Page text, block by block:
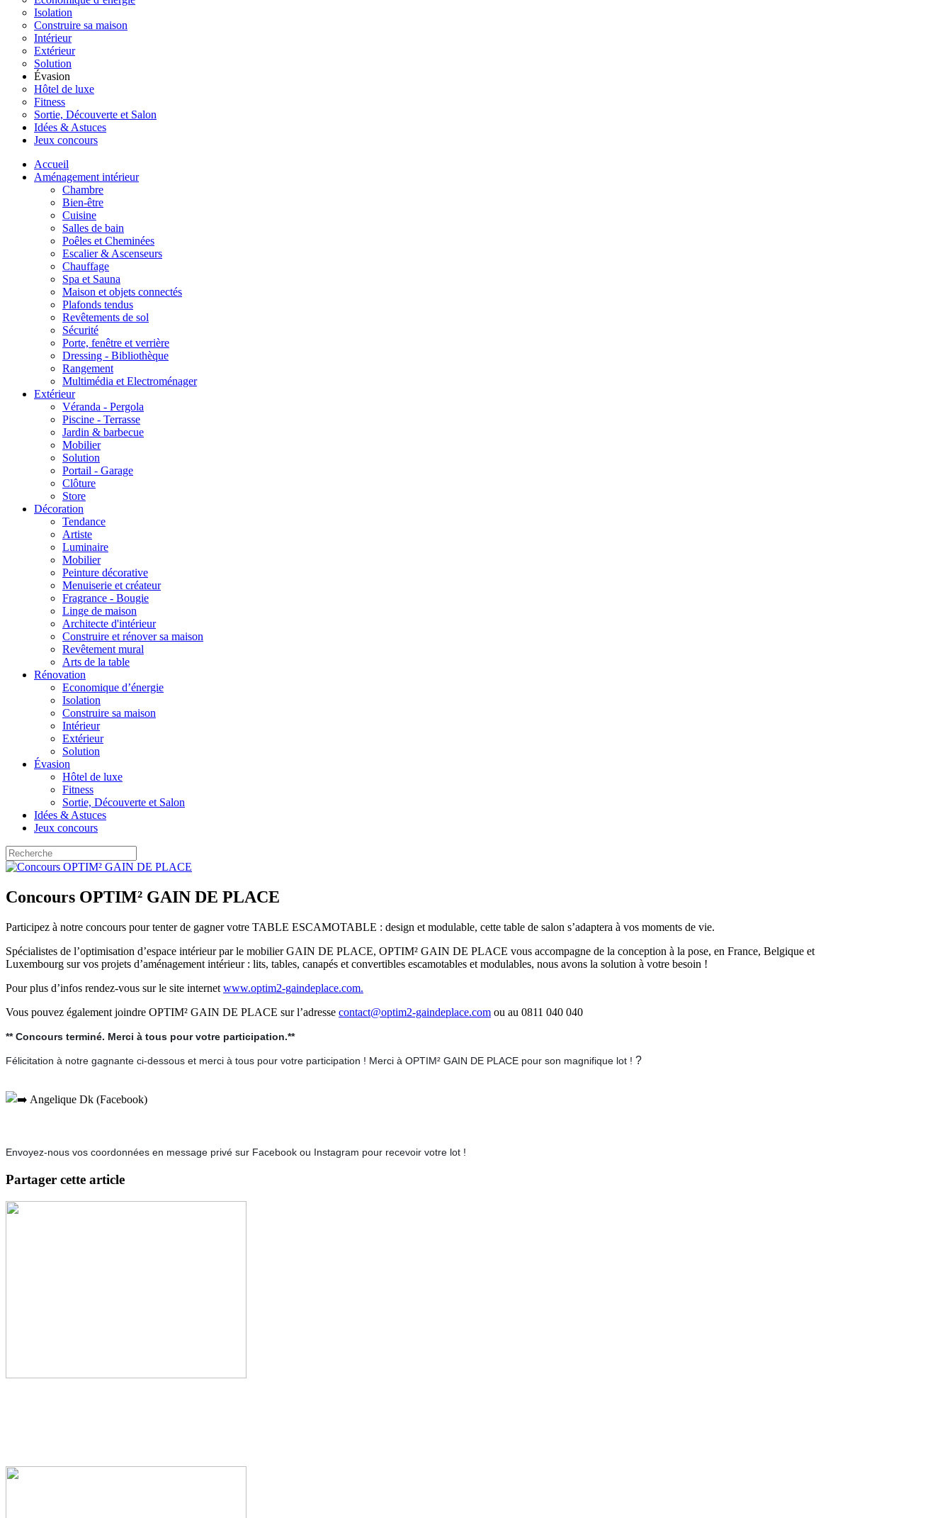
Isolation
Construire sa maison
Intérieur
Extérieur
Solution
Évasion
Hôtel de luxe
Fitness
Sortie, Découverte et Salon
Idées & Astuces
Jeux concours
Accueil
Aménagement intérieur
Chambre
Bien-être
Cuisine
Salles de bain
Poêles et Cheminées
Escalier & Ascenseurs
Chauffage
Spa et Sauna
Maison et objets connectés
Plafonds tendus
Revêtements de sol
Sécurité
Porte, fenêtre et verrière
Dressing - Bibliothèque
Rangement
Multimédia et Electroménager
Extérieur
Véranda - Pergola
Piscine - Terrasse
Jardin & barbecue
Mobilier
Solution
Portail - Garage
Clôture
Store
Décoration
Tendance
Artiste
Luminaire
Mobilier
Peinture décorative
Menuiserie et créateur
Fragrance - Bougie
Linge de maison
Architecte d'intérieur
Construire et rénover sa maison
Revêtement mural
Arts de la table
Rénovation
Economique d’énergie
Isolation
Construire sa maison
Intérieur
Extérieur
Solution
Évasion
Hôtel de luxe
Fitness
Sortie, Découverte et Salon
Idées & Astuces
Jeux concours
Concours OPTIM² GAIN DE PLACE
Participez à notre concours pour tenter de gagner votre TABLE ESCAMOTABLE : design et modulable, cette table de salon s’adaptera à vos moments de vie.
Spécialistes de l’optimisation d’espace intérieur par le mobilier GAIN DE PLACE, OPTIM² GAIN DE PLACE vous accompagne de la conception à la pose, en France, Belgique et
Luxembourg sur vos projets d’aménagement intérieur : lits, tables, canapés et convertibles escamotables et modulables, nous avons la solution à votre besoin !
Pour plus d’infos rendez-vous sur le site internet www.optim2-gaindeplace.com.
Vous pouvez également joindre OPTIM² GAIN DE PLACE sur l’adresse contact@optim2-gaindeplace.com ou au 0811 040 040
** Concours terminé. Merci à tous pour votre participation.**
Félicitation à notre gagnante ci-dessous et merci à tous pour votre participation ! Merci à OPTIM² GAIN DE PLACE pour son magnifique lot ! ?
Angelique Dk (Facebook)
Envoyez-nous vos coordonnées en message privé sur Facebook ou Instagram pour recevoir votre lot !
Partager cette article